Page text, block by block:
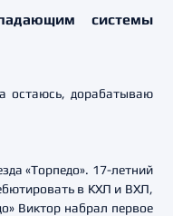
системы
«Торпедо». 17-летний
в КХЛ и ВХЛ,
Виктор набрал первое